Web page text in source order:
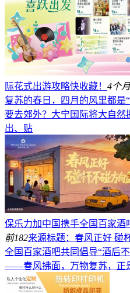
际花式出游攻略快收藏！ 4个
复苏的春日，四月的风里都是
要去郊外？大宁国际将大自
出、贴
保乐力加中国携手全国百家酒
前182来源标题：春风正好 碰
全国百家酒吧共同倡导“酒后
——春风拂面，万物复苏，正